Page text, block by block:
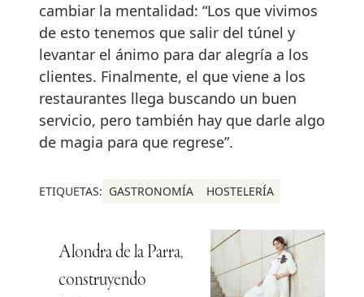
cambiar la mentalidad: “Los que vivimos
de esto tenemos que salir del túnel y
levantar el ánimo para dar alegría a los
clientes. Finalmente, el que viene a los
restaurantes llega buscando un buen
servicio, pero también hay que darle algo
de magia para que regrese”.
ETIQUETAS: GASTRONOMÍA HOSTELERÍA
Alondra de la Parra,
construyendo